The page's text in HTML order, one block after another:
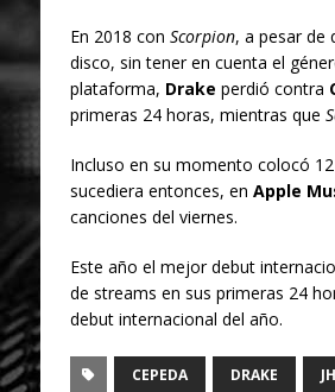
En 2018 con Scorpion, a pesar de
disco, sin tener en cuenta el
plataforma, Drake perdió contra
primeras 24 horas, mientras que
Incluso en su momento colocó
sucediera entonces, en Apple
canciones del viernes.
Este año el mejor debut
de streams en sus primeras 24
debut internacional del año.
CEPEDA DRAKE